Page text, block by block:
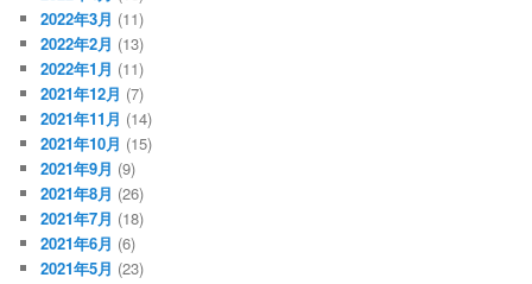
2022年3月 (11)
2022年2月 (13)
2022年1月 (11)
2021年12月 (7)
2021年11月 (14)
2021年10月 (15)
2021年9月 (9)
2021年8月 (26)
2021年7月 (18)
2021年6月 (6)
2021年5月 (23)